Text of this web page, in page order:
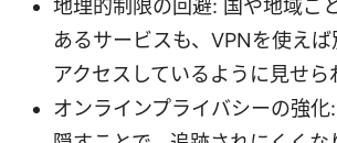
地理的制限の回避: 国や地域ご
あるサービスも、VPNを使え
アクセスしているように見せら
オンラインプライバシーの強化